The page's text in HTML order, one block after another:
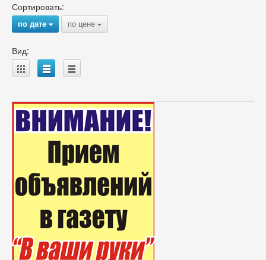
Сортировать:
по дате{ по цене {
Вид:
A B C